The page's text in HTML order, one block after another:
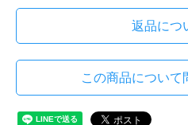
返品につ
この商品について